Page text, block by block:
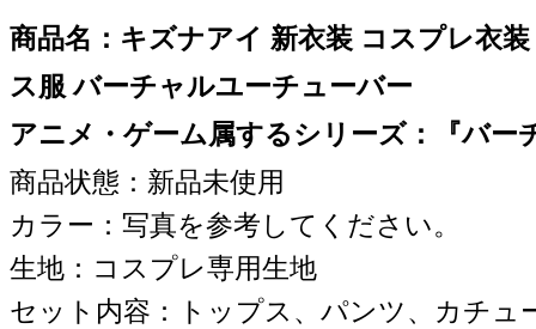
商品名：キズナアイ 新衣装 コスプレ衣
ス服 バーチャルユーチューバー
アニメ・ゲーム属するシリーズ：『バー
商品状態：新品未使用
カラー：写真を参考してください。
生地：コスプレ専用生地
セット内容：トップス、パンツ、カチュ